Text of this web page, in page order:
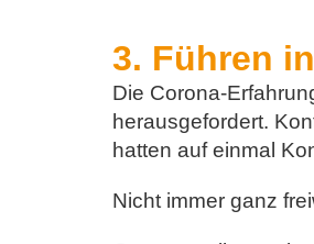
3. Führen
Die Corona-
herausgefordert.
hatten auf einmal
Nicht immer ganz